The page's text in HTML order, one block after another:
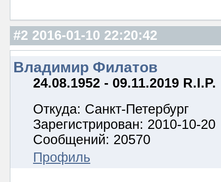
#2 2016-01-10 22:20:42
Владимир Филатов
24.08.1952 - 09.11.2019 R.I.P.
Откуда: Санкт-Петербург
Зарегистрирован: 2010-10-20
Сообщений: 20570
Профиль